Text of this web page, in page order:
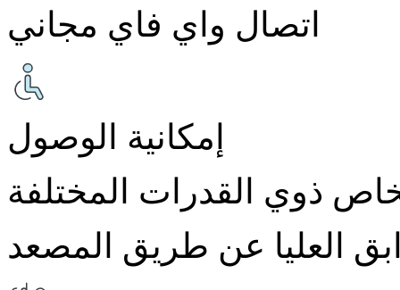
اتصال واي فاي مجاني
إمكانية الوصول
ذوي القدرات المختلفة
العليا عن طريق المصعد